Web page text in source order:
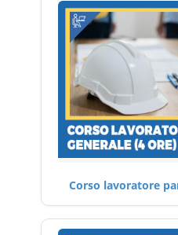
Corso lavoratore